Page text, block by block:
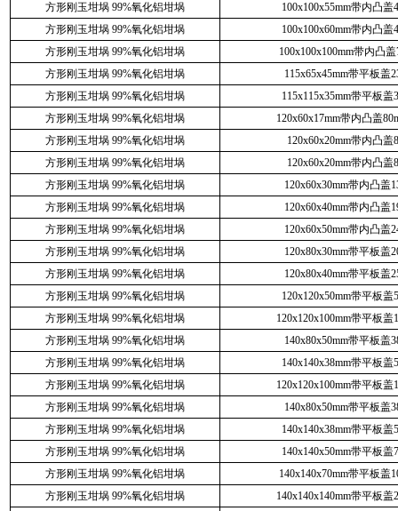
方形刚玉坩埚 99%氧化铝坩埚
100x100x55mm带内凸盖
方形刚玉坩埚 99%氧化铝坩埚
100x100x60mm带内凸盖
方形刚玉坩埚 99%氧化铝坩埚
100x100x100mm带内凸
方形刚玉坩埚 99%氧化铝坩埚
115x65x45mm带平板盖
方形刚玉坩埚 99%氧化铝坩埚
115x115x35mm带平板盖
方形刚玉坩埚 99%氧化铝坩埚
120x60x17mm带内凸盖
方形刚玉坩埚 99%氧化铝坩埚
120x60x20mm带内凸盖
方形刚玉坩埚 99%氧化铝坩埚
120x60x20mm带内凸盖
方形刚玉坩埚 99%氧化铝坩埚
120x60x30mm带内凸盖
方形刚玉坩埚 99%氧化铝坩埚
120x60x40mm带内凸盖
方形刚玉坩埚 99%氧化铝坩埚
120x60x50mm带内凸盖
方形刚玉坩埚 99%氧化铝坩埚
120x80x30mm带平板盖
方形刚玉坩埚 99%氧化铝坩埚
120x80x40mm带平板盖
方形刚玉坩埚 99%氧化铝坩埚
120x120x50mm带平板盖
方形刚玉坩埚 99%氧化铝坩埚
120x120x100mm带平板盖
方形刚玉坩埚 99%氧化铝坩埚
140x80x50mm带平板盖
方形刚玉坩埚 99%氧化铝坩埚
140x140x38mm带平板盖
方形刚玉坩埚 99%氧化铝坩埚
120x120x100mm带平板盖
方形刚玉坩埚 99%氧化铝坩埚
140x80x50mm带平板盖
方形刚玉坩埚 99%氧化铝坩埚
140x140x38mm带平板盖
方形刚玉坩埚 99%氧化铝坩埚
140x140x50mm带平板盖
方形刚玉坩埚 99%氧化铝坩埚
140x140x70mm带平板盖
方形刚玉坩埚 99%氧化铝坩埚
140x140x140mm带平板盖